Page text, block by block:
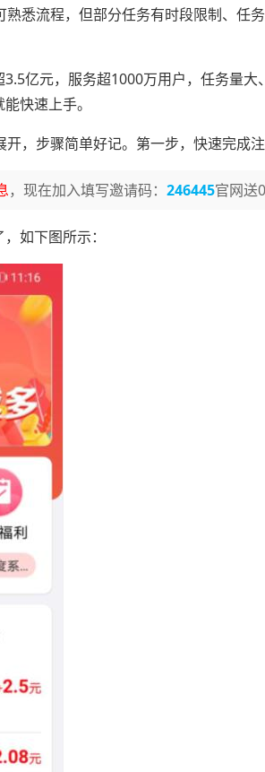
悉流程，但部分任务有时段限制、任
亿元，服务超1000万用户，任务量
快速上手。
，步骤简单好记。第一步，快速完成注
，现在加入填写邀请码： 246445官网送
如下图所示：